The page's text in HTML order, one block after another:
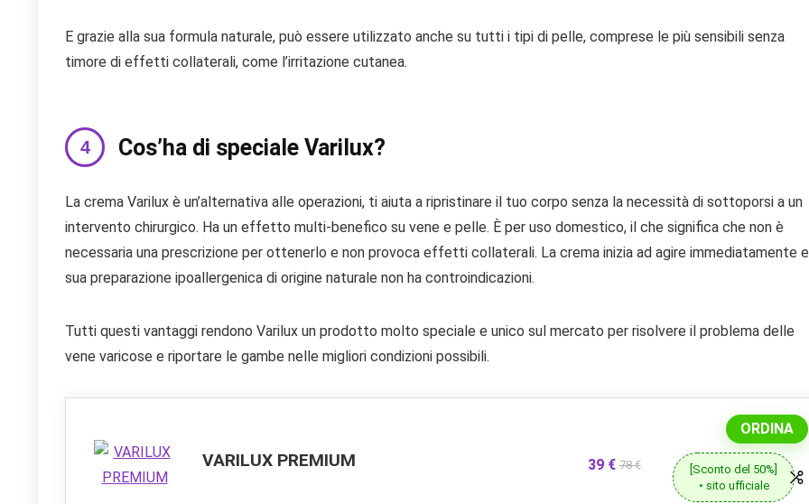
E grazie alla sua formula naturale, può essere utilizzato anche su tutti i tipi di pelle, comprese le più sensibili senza
timore di effetti collaterali, come l’irritazione cutanea.
Cos’ha di speciale Varilux?
La crema Varilux è un’alternativa alle operazioni, ti aiuta a ripristinare il tuo corpo senza la necessità di sottoporsi a un
intervento chirurgico. Ha un effetto multi-benefico su vene e pelle. È per uso domestico, il che significa che non è
necessaria una prescrizione per ottenerlo e non provoca effetti collaterali. La crema inizia ad agire immediatamente
sua preparazione ipoallergenica di origine naturale non ha controindicazioni.
Tutti questi vantaggi rendono Varilux un prodotto molto speciale e unico sul mercato per risolvere il problema delle
vene varicose e riportare le gambe nelle migliori condizioni possibili.
VARILUX PREMIUM 39 € 78 €
ORDINA
[Sconto del 50%]
• sito ufficiale